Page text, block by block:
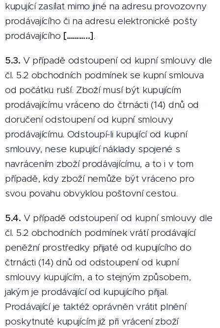
kupující zasílat mimo jiné na adresu provozovny
prodávajícího či na adresu elektronické pošty
prodávajícího [………..].
5.3. V případě odstoupení od kupní smlouvy dle
čl. 5.2 obchodních podmínek se kupní smlouva
od počátku ruší. Zboží musí být kupujícím
prodávajícímu vráceno do čtrnácti (14) dnů od
doručení odstoupení od kupní smlouvy
prodávajícímu. Odstoupí-li kupující od kupní
smlouvy, nese kupující náklady spojené s
navrácením zboží prodávajícímu, a to i v tom
případě, kdy zboží nemůže být vráceno pro
svou povahu obvyklou poštovní cestou.
5.4. V případě odstoupení od kupní smlouvy dle
čl. 5.2 obchodních podmínek vrátí prodávající
peněžní prostředky přijaté od kupujícího do
čtrnácti (14) dnů od odstoupení od kupní
smlouvy kupujícím, a to stejným způsobem,
jakým je prodávající od kupujícího přijal.
Prodávající je taktéž oprávněn vrátit plnění
poskytnuté kupujícím již při vrácení zboží